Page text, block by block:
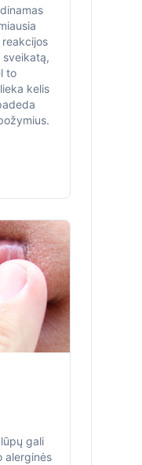
to
kelis
gali
alerginės